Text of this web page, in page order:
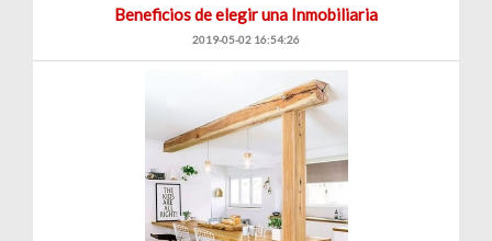
Beneficios de elegir una Inmobiliaria
2019-05-02 16:54:26